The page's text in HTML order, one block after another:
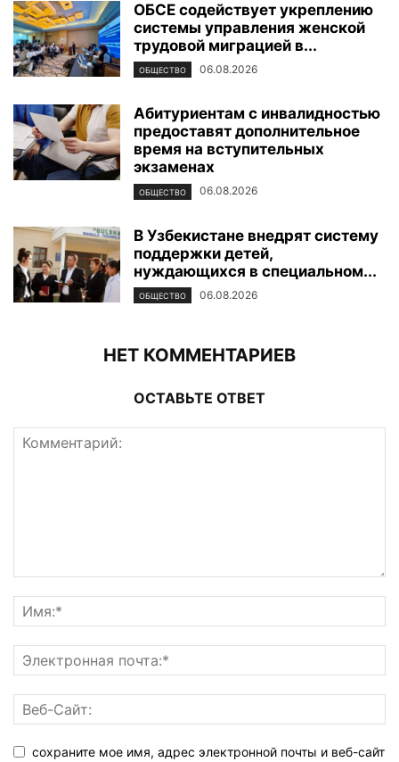
ОБСЕ содействует укреплению
системы управления женской
трудовой миграцией в...
ОБЩЕСТВО 06.08.2026
Абитуриентам с инвалидностью
предоставят дополнительное
время на вступительных
экзаменах
ОБЩЕСТВО 06.08.2026
В Узбекистане внедрят систему
поддержки детей,
нуждающихся в специальном...
ОБЩЕСТВО 06.08.2026
НЕТ КОММЕНТАРИЕВ
ОСТАВЬТЕ ОТВЕТ
сохраните мое имя, адрес электронной почты и веб-сайт